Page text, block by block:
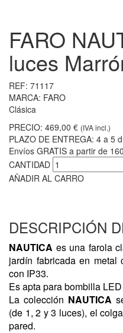
FARO
luces
REF: 71117
MARCA: FARO
Clásica
PRECIO: 469,00 € (IVA incl.)
PLAZO DE ENTREGA: 4 a 5
Envíos GRATIS a partir de
CANTIDAD
AÑADIR AL CARRO
DESCRIPCIÓN
NAUTICA es una farola
jardín fabricada en
con IP33.
Es apta para bombilla
La colección NAUTICA
(de 1, 2 y 3 luces), el
pared.